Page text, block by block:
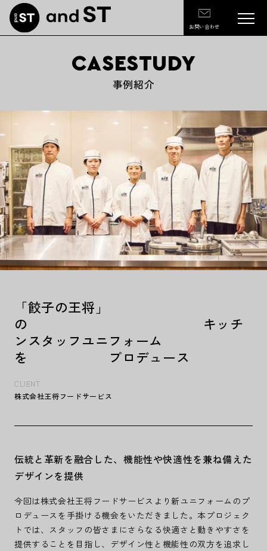
お問い合わせ
CASESTUDY
事例紹介
「餃子の王将」
の キッチ
ンスタッフユニフォーム
を プロデュース
CLIENT
株式会社王将フードサービス
伝統と革新を融合した、機能性や快適性を兼ね備えた
デザインを提供
今回は株式会社王将フードサービスより新ユニフォームのプ
ロデュースを手掛ける機会をいただきました。本プロジェク
トでは、スタッフの皆さまにさらなる快適さと動きやすさを
提供することを目指し、デザイン性と機能性の双方を追求し